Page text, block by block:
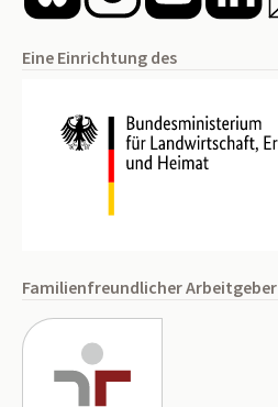
Eine Einrichtung des
Familienfreundlicher Arbeitgeber